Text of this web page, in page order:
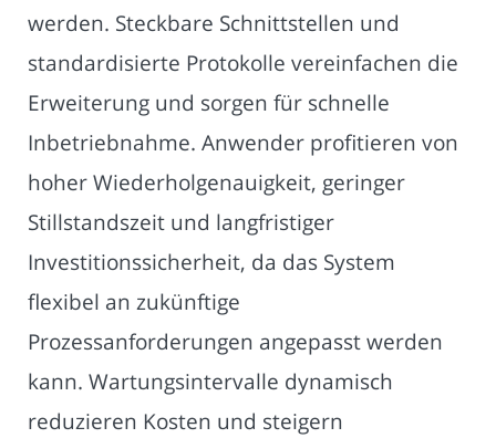
werden. Steckbare Schnittstellen und
standardisierte Protokolle vereinfachen die
Erweiterung und sorgen für schnelle
Inbetriebnahme. Anwender profitieren von
hoher Wiederholgenauigkeit, geringer
Stillstandszeit und langfristiger
Investitionssicherheit, da das System
flexibel an zukünftige
Prozessanforderungen angepasst werden
kann. Wartungsintervalle dynamisch
reduzieren Kosten und steigern